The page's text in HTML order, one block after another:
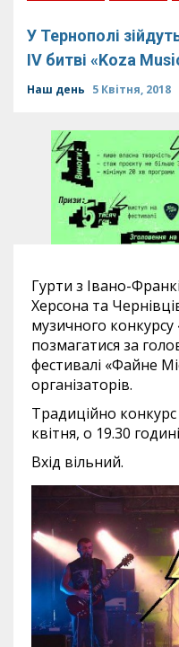
У Тернополі
IV битві «Koza
Наш день 5 Квітня, 2018
Гурти з Івано-
Херсона та
музичного
позмагатися за
фестивалі «Файне
організаторів.
Традиційно конкурс
квітня, о 19.30
Вхід вільний.